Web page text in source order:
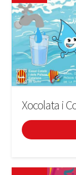
Xocolata i